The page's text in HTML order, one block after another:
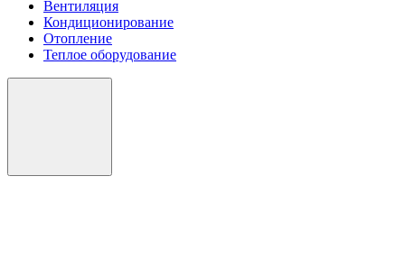
Вентиляция
Кондиционирование
Отопление
Теплое оборудование